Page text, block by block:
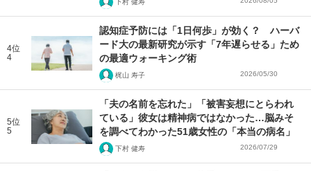
下村 健寿
4位
4
認知症予防には「1日何歩」が効く？ ハーバ
ード大の最新研究が示す「7年遅らせる」ため
の最適ウォーキング術
梶山 寿子 2026/05/30
5位
5
「夫の名前を忘れた」「被害妄想にとらわれ
ている」彼女は精神病ではなかった…脳みそ
を調べてわかった51歳女性の「本当の病名」
下村 健寿 2026/07/29